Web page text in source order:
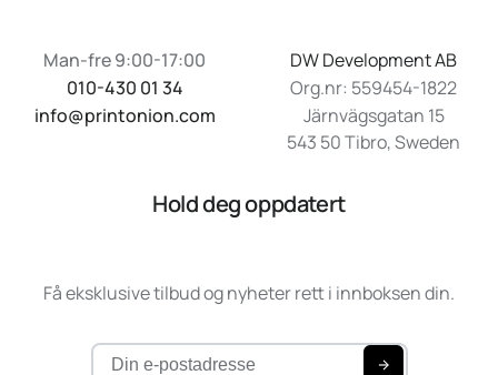
Man-fre 9:00-17:00
010-430 01 34
info@printonion.com
DW Development AB
Org.nr: 559454-1822
Järnvägsgatan 15
543 50 Tibro, Sweden
Hold deg oppdatert
Få eksklusive tilbud og nyheter rett i innboksen din.